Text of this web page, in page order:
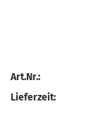
Art.Nr.:
Lieferzeit: